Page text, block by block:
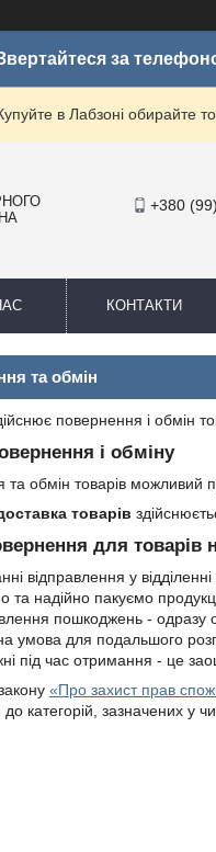
за
в Лабзоні обирайте
+380
КОНТАКТИ
та обмін
повернення і обмін
і обміну
та обмін товарів можливий
товарів
для товарів
відправлення у відділенні
та надійно пакуємо
пошкоджень -
умова для подальшого
під час отримання - це
«Про захист прав
до категорій, зазначених у